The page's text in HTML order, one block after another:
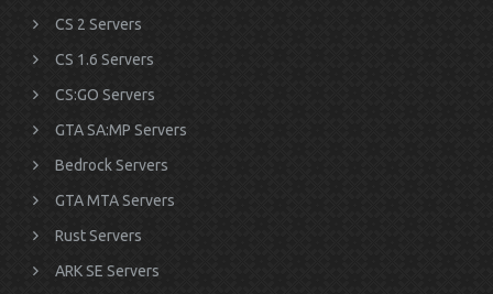
CS 2 Servers
CS 1.6 Servers
CS:GO Servers
GTA SA:MP Servers
Bedrock Servers
GTA MTA Servers
Rust Servers
ARK SE Servers